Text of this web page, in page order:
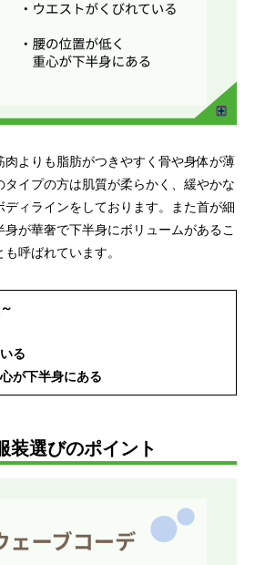
肉よりも脂肪がつきやすく骨や身体が薄
タイプの方は肌質が柔らかく、緩やかな
ディラインをしております。また首が細
身が華奢で下半身にボリュームがあるこ
呼ばれています。
～
る
が下半身にある
装選びのポイント